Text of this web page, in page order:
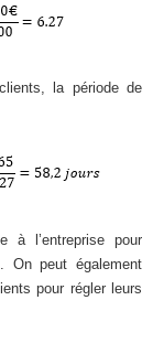
la période de
à l’entreprise pour
On peut également
pour régler leurs